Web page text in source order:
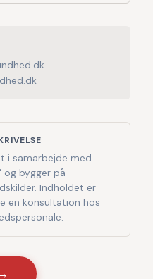
i samarbejde med
og bygger på
Indholdet er
en konsultation hos